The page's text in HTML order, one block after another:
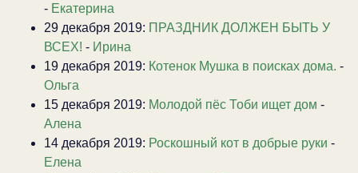
- Екатерина
29 декабря 2019: ПРАЗДНИК ДОЛЖЕН БЫТЬ У
ВСЕХ! - Ирина
19 декабря 2019: Котенок Мушка в поисках дома. -
Ольга
15 декабря 2019: Молодой пёс Тоби ищет дом -
Алена
14 декабря 2019: Роскошный кот в добрые руки -
Елена